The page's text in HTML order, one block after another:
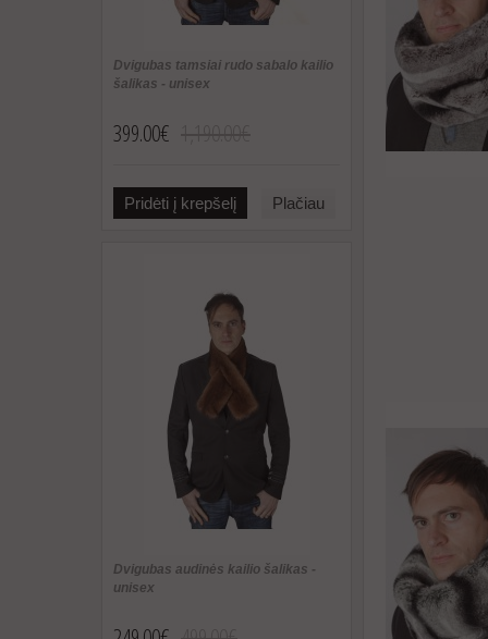
Dvigubas tamsiai rudo sabalo kailio
šalikas - unisex
399.00€
Pridėti į krepšelį Plačiau
Dvigubas audinės kailio šalikas -
unisex